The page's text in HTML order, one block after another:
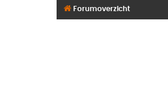
Forumoverzicht